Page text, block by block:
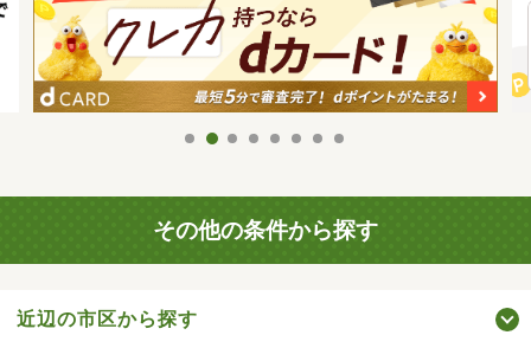
その他の条件から探す
近辺の市区から探す